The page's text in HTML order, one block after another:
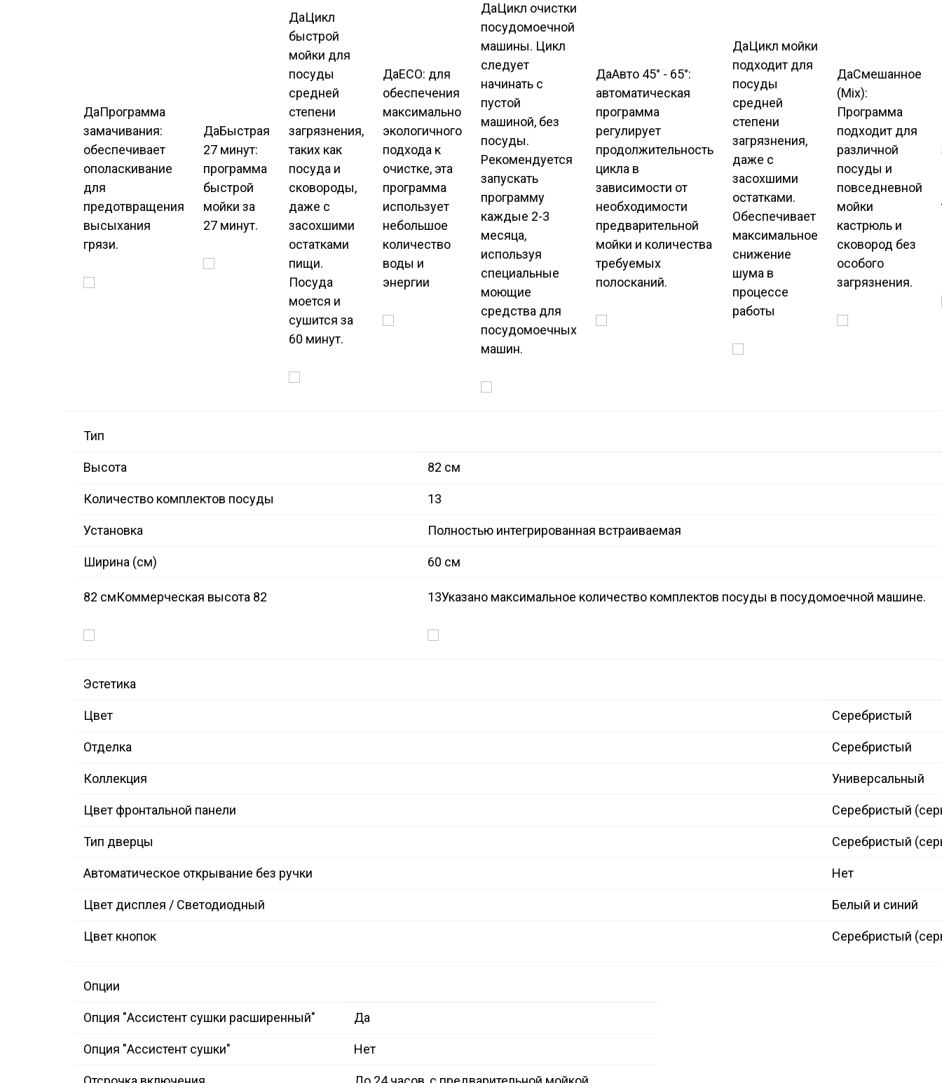
ДаПрограмма
замачивания:
обеспечивает
ополаскивание
для
предотвращения
высыхания
грязи.
ДаБыстрая
27 минут:
программа
быстрой
мойки за
27 минут.
ДаЦикл
быстрой
мойки для
посуды
средней
степени
загрязнения,
таких как
посуда и
сковороды,
даже с
засохшими
остатками
пищи.
Посуда
моется и
сушится за
60 минут.
ДаECO: для
обеспечения
максимально
экологичного
подхода к
очистке, эта
программа
использует
небольшое
количество
воды и
энергии
ДаЦикл очистки
посудомоечной
машины. Цикл
следует
начинать с
пустой
машиной, без
посуды.
Рекомендуется
запускать
программу
каждые 2-3
месяца,
используя
специальные
моющие
средства для
посудомоечных
машин.
ДаАвто 45° - 65°:
автоматическая
программа
регулирует
продолжительность
цикла в
зависимости от
необходимости
предварительной
мойки и количества
требуемых
полосканий.
ДаЦикл мойки
подходит для
посуды
средней
степени
загрязнения,
даже с
засохшими
остатками.
Обеспечивает
максимальное
снижение
шума в
процессе
работы
ДаСмешанное
(Mix):
Программа
подходит для
различной
посуды и
повседневной
мойки
кастрюль и
сковород без
особого
загрязнения.
Тип
Высота 82 см
Количество комплектов посуды 13
Установка Полностью интегрированная встраиваемая
Ширина (см) 60 см
82 смКоммерческая высота 82 13Указано максимальное количество комплектов посуды в посудомоечной машине.
Эстетика
Цвет Серебристый
Отделка Серебристый
Коллекция Универсальный
Цвет фронтальной панели Серебристый
Тип дверцы Серебристый
Автоматическое открывание без ручки Нет
Цвет дисплея / Светодиодный Белый и синий
Цвет кнопок Серебристый
Опции
Опция "Ассистент сушки расширенный" Да
Опция "Ассистент сушки" Нет